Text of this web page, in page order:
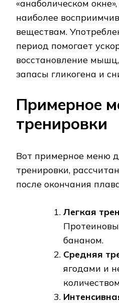
«анаболическом
наиболее
веществам.
период помогает
восстановление
запасы гликогена и
Примерное
тренировки
Вот примерное меню
тренировки,
после окончания
Легкая
бананом.
Средняя
ягодами и